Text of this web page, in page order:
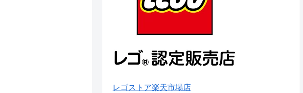
レゴストア楽天市場店